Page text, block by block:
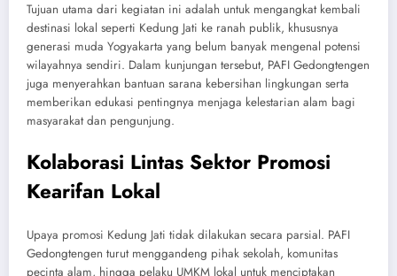
Tujuan utama dari kegiatan ini adalah untuk mengangkat kembali
destinasi lokal seperti Kedung Jati ke ranah publik, khususnya
generasi muda Yogyakarta yang belum banyak mengenal potensi
wilayahnya sendiri. Dalam kunjungan tersebut, PAFI Gedongtengen
juga menyerahkan bantuan sarana kebersihan lingkungan serta
memberikan edukasi pentingnya menjaga kelestarian alam bagi
masyarakat dan pengunjung.
Kolaborasi Lintas Sektor Promosi
Kearifan Lokal
Upaya promosi Kedung Jati tidak dilakukan secara parsial. PAFI
Gedongtengen turut menggandeng pihak sekolah, komunitas
pecinta alam, hingga pelaku UMKM lokal untuk menciptakan